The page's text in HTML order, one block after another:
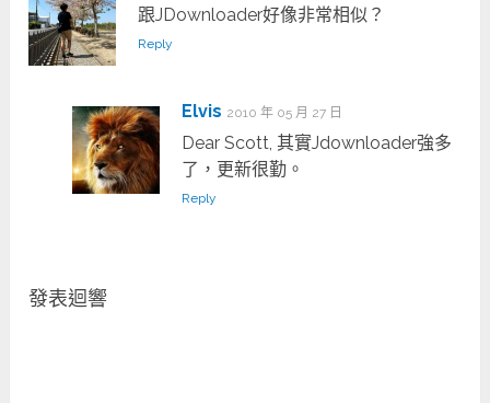
跟JDownloader好像非常相似？
Reply
Elvis 2010 年 05 月 27 日
Dear Scott, 其實Jdownloader強多
了，更新很勤。
Reply
發表迴響